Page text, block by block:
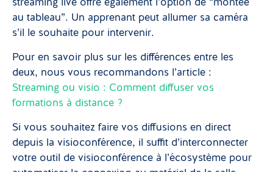
streaming live offre également l’option de “montée
au tableau”. Un apprenant peut allumer sa caméra
s’il le souhaite pour intervenir.
Pour en savoir plus sur les différences entre les
deux, nous vous recommandons l’article :
Streaming ou visio : Comment diffuser vos
formations à distance ?
Si vous souhaitez faire vos diffusions en direct
depuis la visioconférence, il suffit d’interconnecter
votre outil de visioconférence à l’écosystème pour